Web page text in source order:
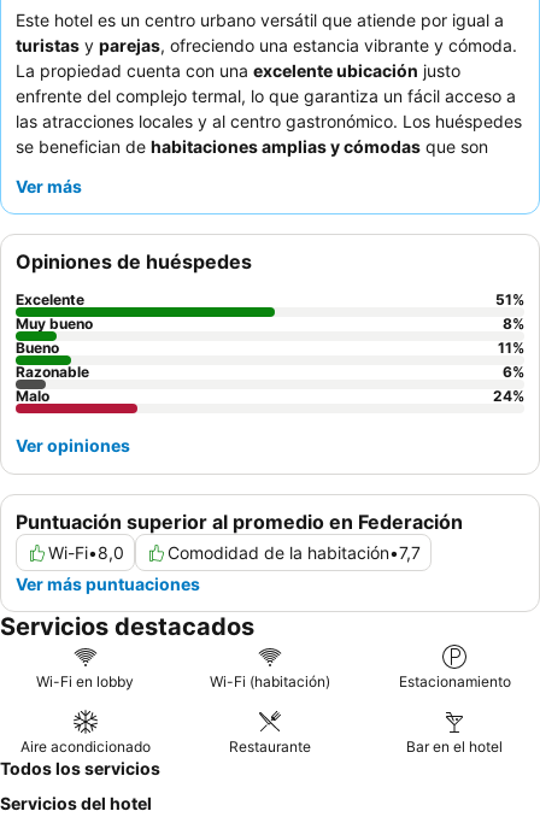
Este hotel es un centro urbano versátil que atiende por igual a
turistas y parejas, ofreciendo una estancia vibrante y cómoda.
La propiedad cuenta con una excelente ubicación justo
enfrente del complejo termal, lo que garantiza un fácil acceso a
las atracciones locales y al centro gastronómico. Los huéspedes
se benefician de habitaciones amplias y cómodas que son
amablerecibe elogios constantemente, y el desayuno a
experiencia más tranquila, los huéspedes deben considerar
solicitar una habitación lejos del casino.
Ver más
Puntuación superior al promedio en Federación
Wi-Fi•8,0 Comodidad de la habitación•7,7
Ver más puntuaciones
Opiniones de huéspedes
Excelente 51%
Muy bueno
8%
Bueno
11%
Razonable
6%
Malo
24%
Ver opiniones
Servicios destacados
Wi-Fi en lobby Wi-Fi (habitación) Estacionamiento
Aire acondicionado Restaurante Bar en el hotel
Todos los servicios
Servicios del hotel